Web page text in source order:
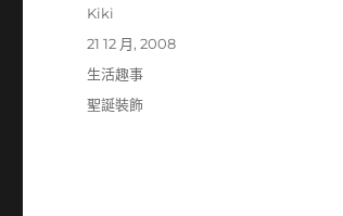
作
Kiki
發
佈
期:
21 12 月, 2008
分
類
生活趣事
標
聖誕裝飾